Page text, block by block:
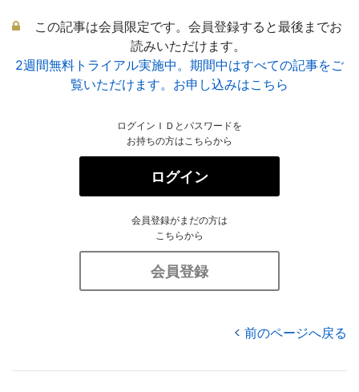
この記事は会員限定です。会員登録すると最後までお
読みいただけます。
2週間無料トライアル実施中。期間中はすべての記事をご
覧いただけます。お申し込みはこちら
ログインＩＤとパスワードを
お持ちの方はこちらから
ログイン
会員登録がまだの方は
こちらから
会員登録
前のページへ戻る